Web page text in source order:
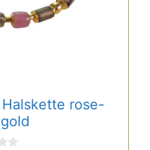
rose-